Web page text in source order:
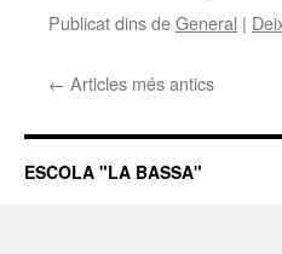
Publicat dins deGeneral |
← Articles més antics
ESCOLA "LA BASSA"